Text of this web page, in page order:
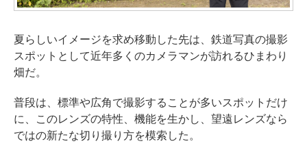
夏らしいイメージを求め移動した先は、鉄道写真の撮影
スポットとして近年多くのカメラマンが訪れるひまわり
畑だ。
普段は、標準や広角で撮影することが多いスポットだけ
に、このレンズの特性、機能を生かし、望遠レンズなら
ではの新たな切り撮り方を模索した。